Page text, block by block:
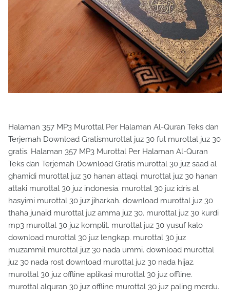
Halaman 357 MP3 Murottal Per Halaman Al-Quran Teks dan
Terjemah Download Gratismurottal juz 30 ful murottal juz 30
gratis. Halaman 357 MP3 Murottal Per Halaman Al-Quran
Teks dan Terjemah Download Gratis murottal 30 juz saad al
ghamidi murottal juz 30 hanan attaqi. murottal juz 30 hanan
attaki murottal 30 juz indonesia. murottal 30 juz idris al
hasyimi murottal 30 juz jiharkah. download murottal juz 30
thaha junaid murottal juz amma juz 30. murottal juz 30 kurdi
mp3 murottal 30 juz komplit. murottal juz 30 yusuf kalo
download murottal 30 juz lengkap. murottal 30 juz
muzammil murottal juz 30 nada ummi. download murottal
juz 30 nada rost download murottal juz 30 nada hijaz.
murottal 30 juz offline aplikasi murottal 30 juz offline.
murottal alquran 30 juz offline murottal 30 juz paling merdu.